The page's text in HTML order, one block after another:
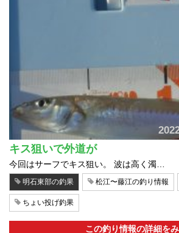
キス狙いで外道が
今回はサーフでキス狙い。 波は高く濁…
明石東部の釣果 松江〜藤江の釣り情報
ちょい投げ釣果
この釣り情報の詳細を